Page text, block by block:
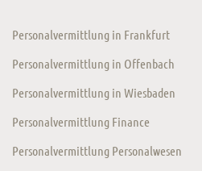
Personalvermittlung in Frankfurt
Personalvermittlung in Offenbach
Personalvermittlung in Wiesbaden
Personalvermittlung Finance
Personalvermittlung Personalwesen